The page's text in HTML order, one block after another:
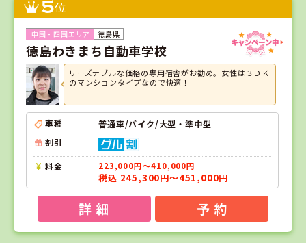
5位
徳島県
徳島わきまち自動車学校
リーズナブルな価格の専用宿舎がお勧め。女性は３ＤＫ
のマンションタイプなので快適！
車種
普通車/バイク/大型・準中型
割引
料金 223,000円～410,000円
税込 245,300円～451,000円
詳 細 予 約